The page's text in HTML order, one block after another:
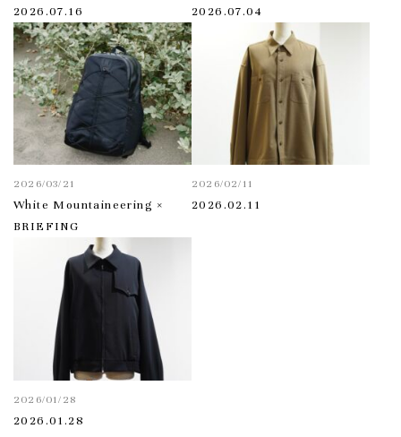
2026.07.16 2026.07.04
2026/03/21
White Mountaineering ×
BRIEFING
2026/02/11
2026.02.11
2026/01/28
2026.01.28